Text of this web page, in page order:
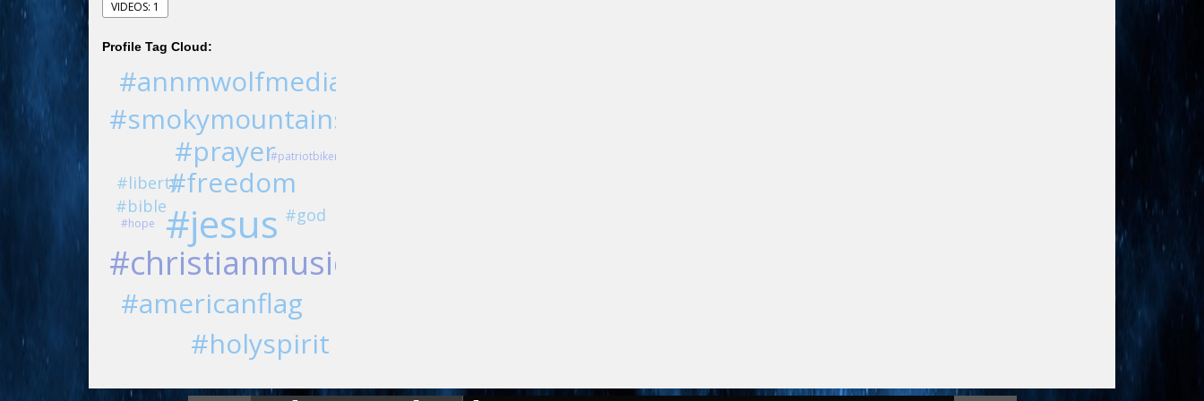
VIDEOS: 1
Profile Tag Cloud:
#jesus
#christianmusic
#freedom
#prayer
#americanflag
#smokymountains
#holyspirit
#annmwolfmedia
#liberty
#god
#bible
#patriotbiker
#hope